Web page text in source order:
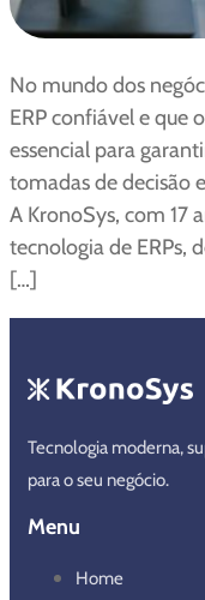
No mundo dos
ERP confiável e que
essencial para
tomadas de decisão
A KronoSys, com 17
tecnologia de ERPs,
[…]
Tecnologia moderna,
para o seu negócio.
Menu
Home